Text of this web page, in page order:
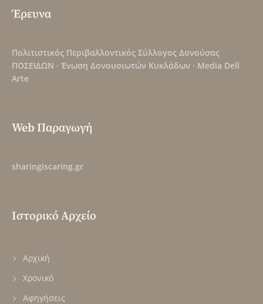
Έρευνα
Πολιτιστικός Περιβαλλοντικός Σύλλογος Δονούσας
ΠΟΣΕΙΔΩΝ · Ένωση Δονουσιωτών Κυκλάδων · Media Dell
Arte
Web Παραγωγή
sharingiscaring.gr
Ιστορικό Αρχείο
Αρχική
Χρονικό
Αφηγήσεις